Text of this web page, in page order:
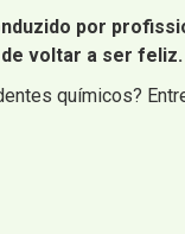
por
voltar a ser feliz.
químicos?